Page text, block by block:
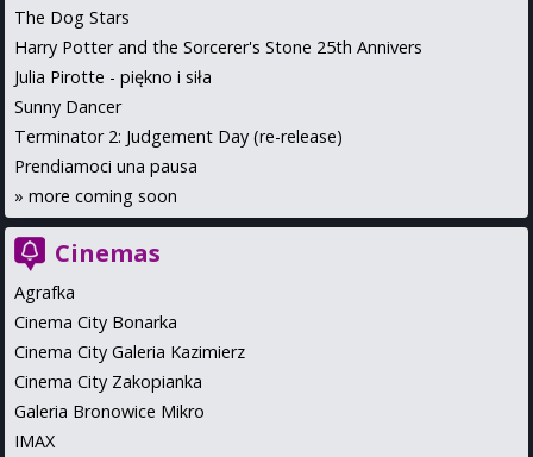
The Dog Stars
Harry Potter and the Sorcerer's Stone 25th Annivers
Julia Pirotte - piękno i siła
Sunny Dancer
Terminator 2: Judgement Day (re-release)
Prendiamoci una pausa
» more coming soon
Cinemas
Agrafka
Cinema City Bonarka
Cinema City Galeria Kazimierz
Cinema City Zakopianka
Galeria Bronowice Mikro
IMAX